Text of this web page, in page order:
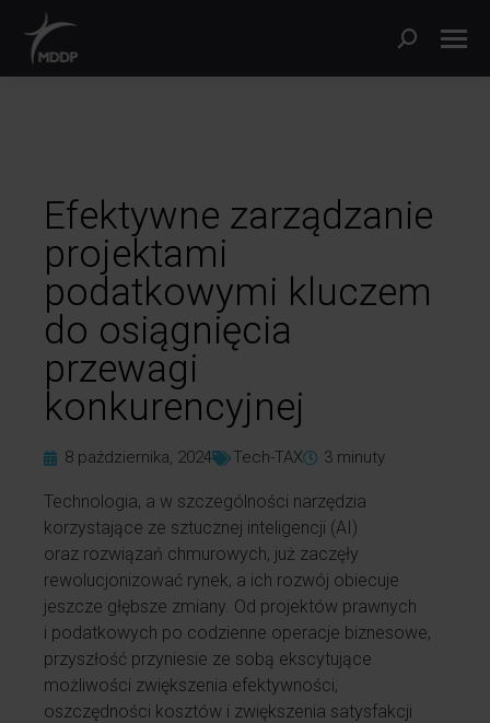
Efektywne zarządzanie
projektami
podatkowymi kluczem
do osiągnięcia
przewagi
konkurencyjnej
8 października, 2024 Tech-TAX 3 minuty
Technologia, a w szczególności narzędzia
korzystające ze sztucznej inteligencji (AI)
oraz rozwiązań chmurowych, już zaczęły
rewolucjonizować rynek, a ich rozwój obiecuje
jeszcze głębsze zmiany. Od projektów prawnych
i podatkowych po codzienne operacje biznesowe,
przyszłość przyniesie ze sobą ekscytujące
możliwości zwiększenia efektywności,
oszczędności kosztów i zwiększenia satysfakcji